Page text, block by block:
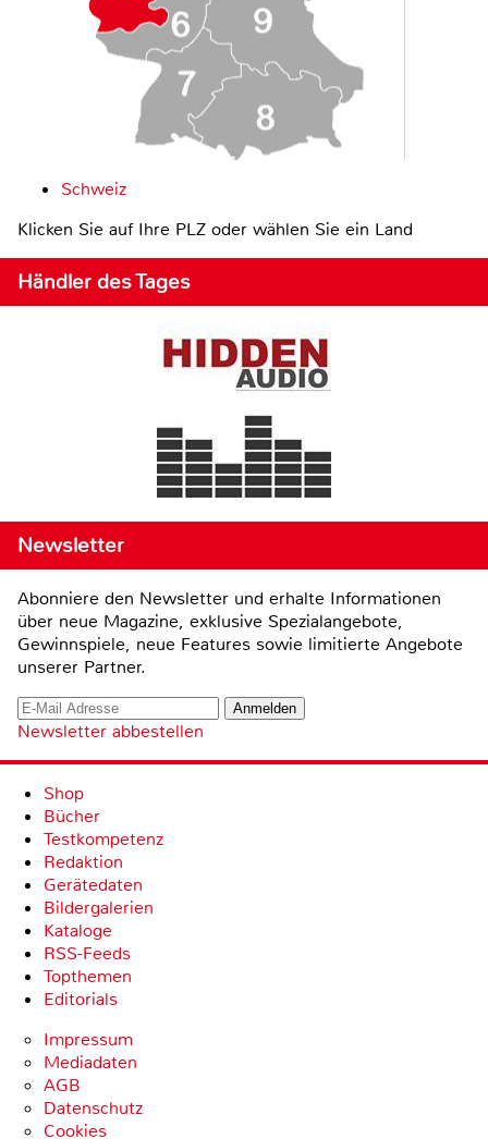
Schweiz
Klicken Sie auf Ihre PLZ oder wählen Sie ein Land
Händler des Tages
Newsletter
Abonniere den Newsletter und erhalte Informationen
über neue Magazine, exklusive Spezialangebote,
Gewinnspiele, neue Features sowie limitierte Angebote
unserer Partner.
Newsletter abbestellen
Shop
Bücher
Testkompetenz
Redaktion
Gerätedaten
Bildergalerien
Kataloge
RSS-Feeds
Topthemen
Editorials
Impressum
Mediadaten
AGB
Datenschutz
Cookies